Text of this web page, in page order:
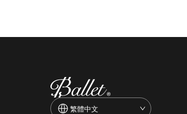
繁體中文